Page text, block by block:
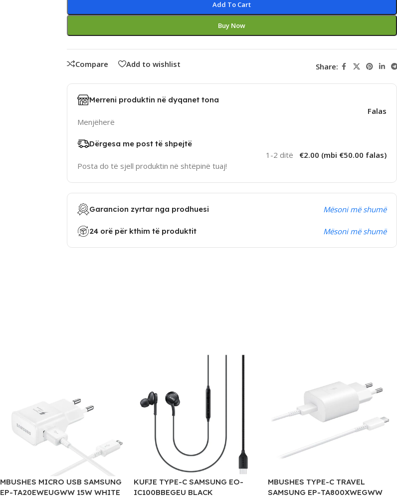
Add To Cart
Buy Now
Compare Add to wishlist Share:
Merreni produktin në dyqanet tona
Menjëherë
Falas
Dërgesa me post të shpejtë
Posta do të sjell produktin në shtëpinë tuaj!
1-2 ditë €2.00 (mbi €50.00 falas)
Garancion zyrtar nga prodhuesi Mësoni më shumë
24 orë për kthim të produktit Mësoni më shumë
MBUSHES MICRO USB SAMSUNG
EP-TA20EWEUGWW 15W WHITE
KUFJE TYPE-C SAMSUNG EO-
IC100BBEGEU BLACK
MBUSHES TYPE-C TRAVEL
SAMSUNG EP-TA800XWEGWW